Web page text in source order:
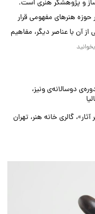
۱۳۴۷)، مجسمه‌ساز و پژوهشگر هنری است.
هنرهای مفهومی قرار
آن با عناصر دیگر، مفاهیم
دوسالانه‌ی ونیز،
گالری خانه هنر، تهران